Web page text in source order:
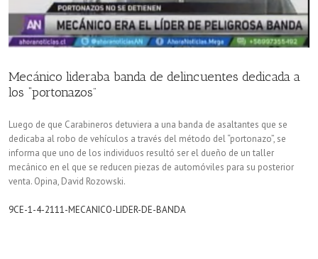
Mecánico lideraba banda de delincuentes dedicada a
los “portonazos”
Luego de que Carabineros detuviera a una banda de asaltantes que se
dedicaba al robo de vehículos a través del método del “portonazo”, se
informa que uno de los individuos resultó ser el dueño de un taller
mecánico en el que se reducen piezas de automóviles para su posterior
venta. Opina, David Rozowski.
9CE-1-4-2111-MECANICO-LIDER-DE-BANDA